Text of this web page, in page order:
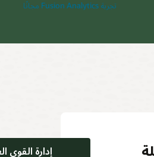
تجربة Fusion Analytics مجانًا
إدارة القوى